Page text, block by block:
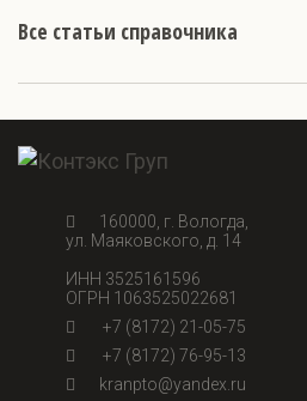
Все статьи справочника
160000, г. Вологда,
ул. Маяковского, д. 14
ИНН 3525161596
ОГРН 1063525022681
+7 (8172) 21-05-75
+7 (8172) 76-95-13
kranpto@yandex.ru